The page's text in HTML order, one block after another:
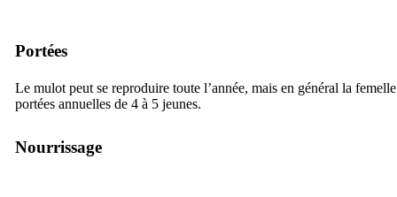
Portées
Le mulot peut se reproduire toute l’année, mais en général la
portées annuelles de 4 à 5 jeunes.
Nourrissage